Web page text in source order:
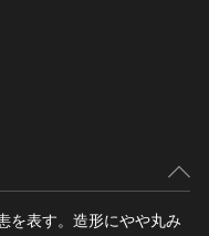
を表す。造形にやや丸み